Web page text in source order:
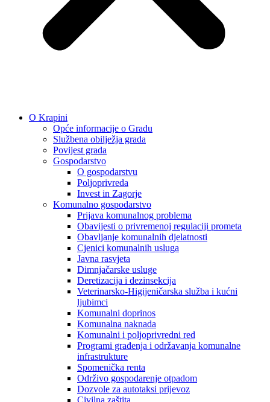
O Krapini
Opće informacije o Gradu
Službena obilježja grada
Povijest grada
Gospodarstvo
O gospodarstvu
Poljoprivreda
Invest in Zagorje
Komunalno gospodarstvo
Prijava komunalnog problema
Obavijesti o privremenoj regulaciji prometa
Obavljanje komunalnih djelatnosti
Cjenici komunalnih usluga
Javna rasvjeta
Dimnjačarske usluge
Deretizacija i dezinsekcija
Veterinarsko-Higijeničarska služba i kućni
ljubimci
Komunalni doprinos
Komunalna naknada
Komunalni i poljoprivredni red
Programi građenja i održavanja komunalne
infrastrukture
Spomenička renta
Održivo gospodarenje otpadom
Dozvole za autotaksi prijevoz
Civilna zaštita